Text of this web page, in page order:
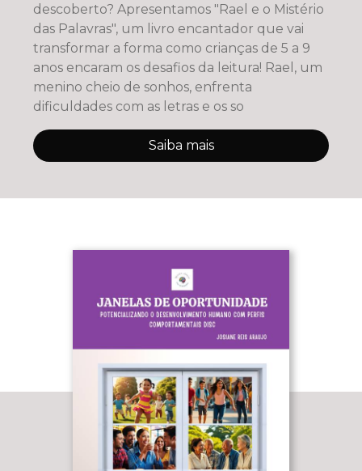
descoberto? Apresentamos "Rael e o Mistério
das Palavras", um livro encantador que vai
transformar a forma como crianças de 5 a 9
anos encaram os desafios da leitura! Rael, um
menino cheio de sonhos, enfrenta
dificuldades com as letras e os so
Saiba mais